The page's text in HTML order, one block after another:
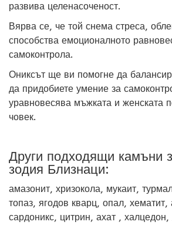
развива целенасоченост.
Вярва се, че той снема стреса,
способства емоционалното
самоконтрола.
Ониксът ще ви помогне да
да придобиете умение за
уравновесява мъжката и женската
човек.
Други подходящи камъни
зодия Близнаци:
амазонит, хризокола, мукаит,
топаз, ягодов кварц, опал, хематит,
сардоникс, цитрин, ахат , халцедон,